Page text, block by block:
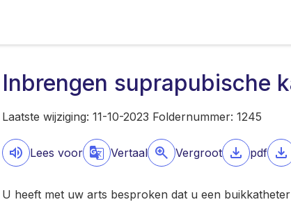
Inbrengen suprapubische
Laatste wijziging: 11-10-2023 Foldernummer: 1245
Lees voor Vertaal Vergroot pdf
U heeft met uw arts besproken dat u een